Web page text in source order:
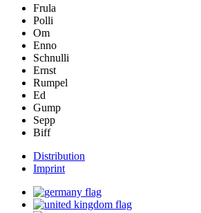
Frula
Polli
Om
Enno
Schnulli
Ernst
Rumpel
Ed
Gump
Sepp
Biff
Distribution
Imprint